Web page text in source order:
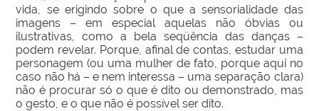
vida, se erigindo sobre o que a sensorialidade das
imagens – em especial aquelas não óbvias ou
ilustrativas, como a bela seqüência das danças –
podem revelar. Porque, afinal de contas, estudar uma
personagem (ou uma mulher de fato, porque aqui no
caso não há – e nem interessa – uma separação clara)
não é procurar só o que é dito ou demonstrado, mas
o gesto, e o que não é possível ser dito.